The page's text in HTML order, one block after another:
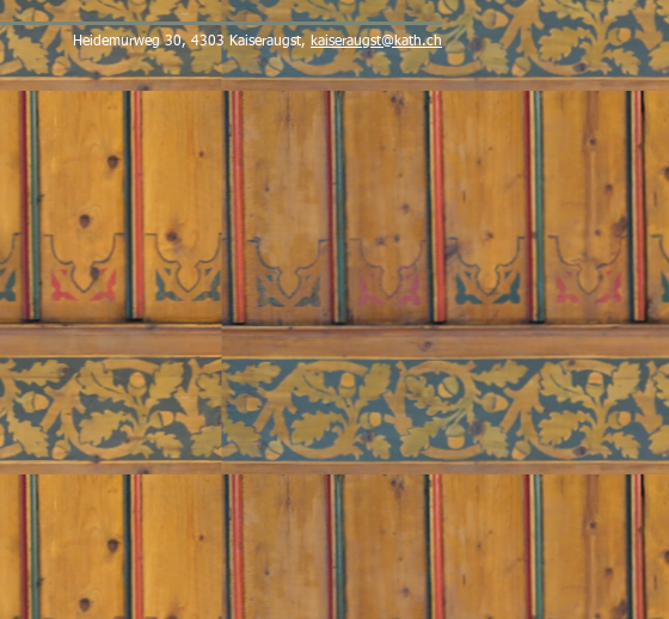
Heidemurweg 30, 4303 Kaiseraugst, kaiseraugst@kath.ch